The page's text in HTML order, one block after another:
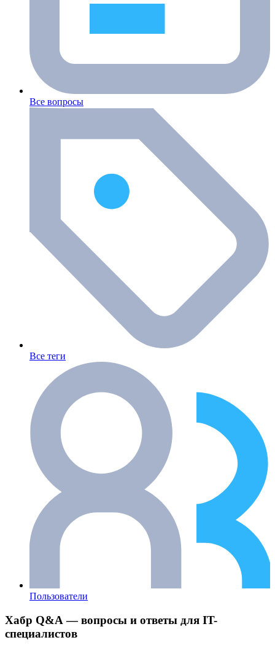
Все вопросы
Все теги
Пользователи
Хабр Q&A — вопросы и ответы для IT-
специалистов